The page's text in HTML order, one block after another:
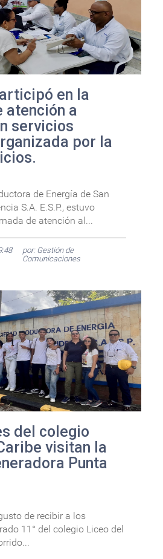
en la
atención a
servicios
por la
de Energía de San
S.A. E.S.P., estuvo
de atención al...
por: Gestión de
Comunicaciones
del colegio
visitan la
Punta
de recibir a los
11° del colegio Liceo del